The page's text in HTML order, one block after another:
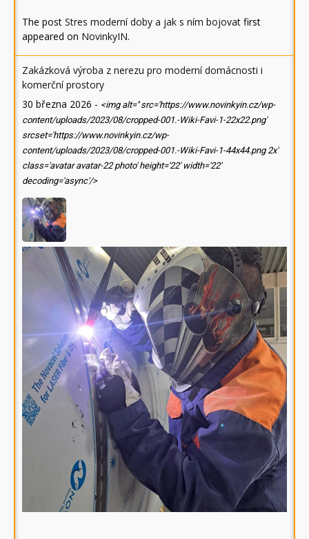
The post Stres moderní doby a jak s ním bojovat first
appeared on NovinkyIN.
Zakázková výroba z nerezu pro moderní domácnosti i
komerční prostory
30 března 2026 - <img alt='' src='https://www.novinkyin.cz/wp-
content/uploads/2023/08/cropped-001.-Wiki-Favi-1-22x22.png'
srcset='https://www.novinkyin.cz/wp-
content/uploads/2023/08/cropped-001.-Wiki-Favi-1-44x44.png 2x'
class='avatar avatar-22 photo' height='22' width='22'
decoding='async'/>